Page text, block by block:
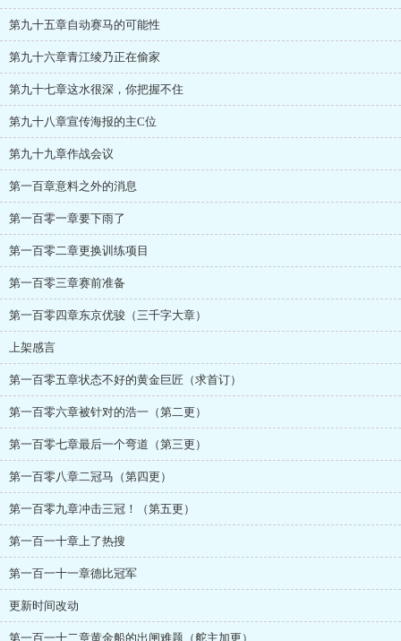
第九十五章自动赛马的可能性
第九十六章青江绫乃正在偷家
第九十七章这水很深，你把握不住
第九十八章宣传海报的主C位
第九十九章作战会议
第一百章意料之外的消息
第一百零一章要下雨了
第一百零二章更换训练项目
第一百零三章赛前准备
第一百零四章东京优骏（三千字大章）
上架感言
第一百零五章状态不好的黄金巨匠（求首订）
第一百零六章被针对的浩一（第二更）
第一百零七章最后一个弯道（第三更）
第一百零八章二冠马（第四更）
第一百零九章冲击三冠！（第五更）
第一百一十章上了热搜
第一百一十一章德比冠军
更新时间改动
第一百一十二章黄金船的出闸难题（舵主加更）